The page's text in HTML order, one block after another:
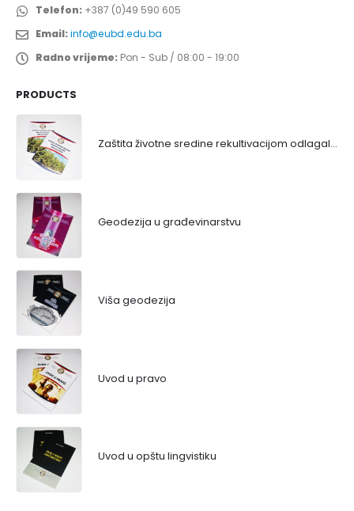
Telefon: +387 (0)49 590 605
Email:info@eubd.edu.ba
Radno vrijeme: Pon - Sub / 08:00 - 19:00
PRODUCTS
Zaštita životne sredine rekultivacijom odlagališta
Geodezija u građevinarstvu
Viša geodezija
Uvod u pravo
Uvod u opštu lingvistiku